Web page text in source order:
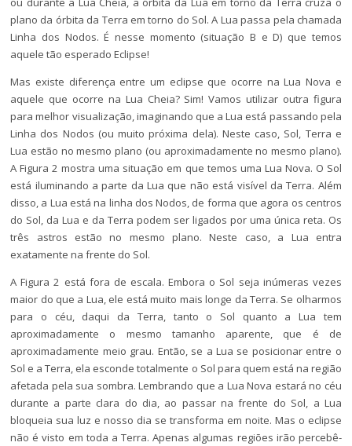
plano da órbita da Terra em torno do Sol. A Lua passa pela chamada
Linha dos Nodos. É nesse momento (situação B e D) que temos
aquele tão esperado Eclipse!
Mas existe diferença entre um eclipse que ocorre na Lua Nova e
aquele que ocorre na Lua Cheia? Sim! Vamos utilizar outra figura
para melhor visualização, imaginando que a Lua está passando pela
Linha dos Nodos (ou muito próxima dela). Neste caso, Sol, Terra e
Lua estão no mesmo plano (ou aproximadamente no mesmo plano).
A Figura 2 mostra uma situação em que temos uma Lua Nova. O Sol
está iluminando a parte da Lua que não está visível da Terra. Além
disso, a Lua está na linha dos Nodos, de forma que agora os centros
do Sol, da Lua e da Terra podem ser ligados por uma única reta. Os
três astros estão no mesmo plano. Neste caso, a Lua entra
exatamente na frente do Sol.
A Figura 2 está fora de escala. Embora o Sol seja inúmeras vezes
maior do que a Lua, ele está muito mais longe da Terra. Se olharmos
para o céu, daqui da Terra, tanto o Sol quanto a Lua tem
aproximadamente o mesmo tamanho aparente, que é de
aproximadamente meio grau. Então, se a Lua se posicionar entre o
Sol e a Terra, ela esconde totalmente o Sol para quem está na região
afetada pela sua sombra. Lembrando que a Lua Nova estará no céu
durante a parte clara do dia, ao passar na frente do Sol, a Lua
bloqueia sua luz e nosso dia se transforma em noite. Mas o eclipse
não é visto em toda a Terra. Apenas algumas regiões irão percebê-